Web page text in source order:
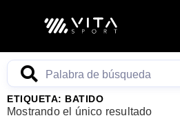
ETIQUETA: BATIDO
Mostrando el único resultado